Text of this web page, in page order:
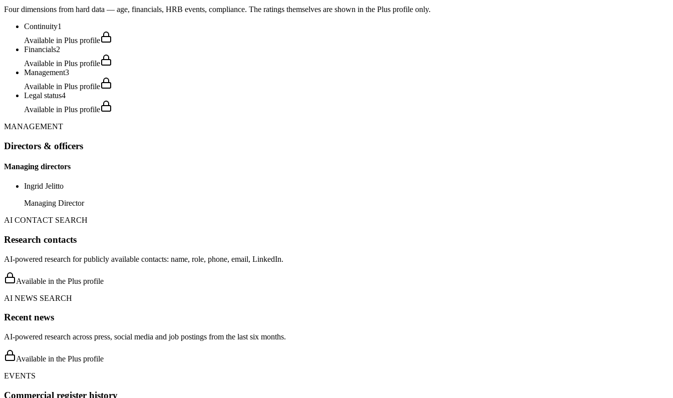
Four dimensions from hard data — age, financials, HRB events, compliance. The ratings themselves are shown in the Plus profile only.
Continuity1
Available in Plus profile
Financials2
Available in Plus profile
Management3
Available in Plus profile
Legal status4
Available in Plus profile
MANAGEMENT
Directors & officers
Managing directors
Ingrid Jelitto
Managing Director
AI CONTACT SEARCH
Research contacts
AI-powered research for publicly available contacts: name, role, phone, email, LinkedIn.
Available in the Plus profile
AI NEWS SEARCH
Recent news
AI-powered research across press, social media and job postings from the last six months.
Available in the Plus profile
EVENTS
Commercial register history